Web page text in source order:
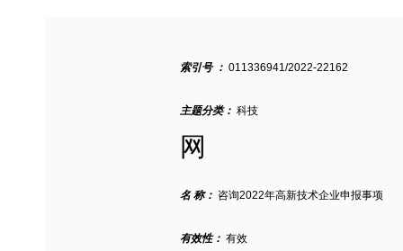
索引号 ： 011336941/2022-22162
主题分类： 科技
网
名 称： 咨询2022年高新技术企业申报事项
有效性： 有效